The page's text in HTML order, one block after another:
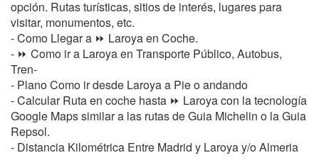
opción. Rutas turísticas, sitios de interés, lugares para
visitar, monumentos, etc.
- Como Llegar a ⏩ Laroya en Coche.
- ⏩ Como ir a Laroya en Transporte Público, Autobus,
Tren-
- Plano Como ir desde Laroya a Pie o andando
- Calcular Ruta en coche hasta ⏩ Laroya con la tecnología
Google Maps similar a las rutas de Guia Michelin o la Guia
Repsol.
- Distancia Kilométrica Entre Madrid y Laroya y/o Almeria